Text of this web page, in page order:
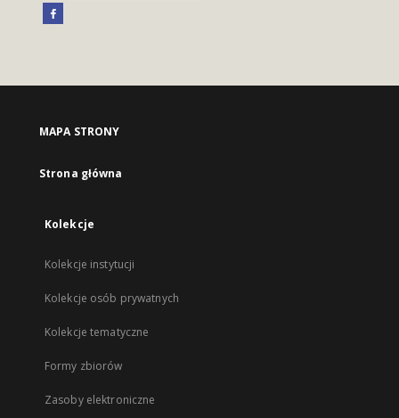
MAPA STRONY
Strona główna
Kolekcje
Kolekcje instytucji
Kolekcje osób prywatnych
Kolekcje tematyczne
Formy zbiorów
Zasoby elektroniczne